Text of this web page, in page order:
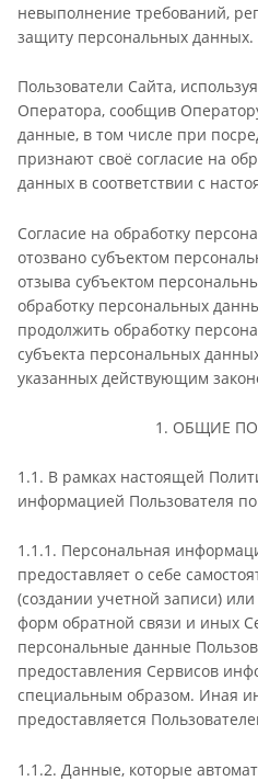
невыполнение требований,
защиту персональных данных.
Пользователи Сайта,
Оператора, сообщив
данные, в том числе при
признают своё согласие на
данных в соответствии с
Согласие на обработку
отозвано субъектом
отзыва субъектом
обработку персональных
продолжить обработку
субъекта персональных
указанных действующим
1. ОБЩИЕ
1.1. В рамках настоящей
информацией Пользователя
1.1.1. Персональная
предоставляет о себе
(создании учетной записи)
форм обратной связи и иных
персональные данные
предоставления Сервисов
специальным образом. Иная
предоставляется
1.1.2. Данные, которые